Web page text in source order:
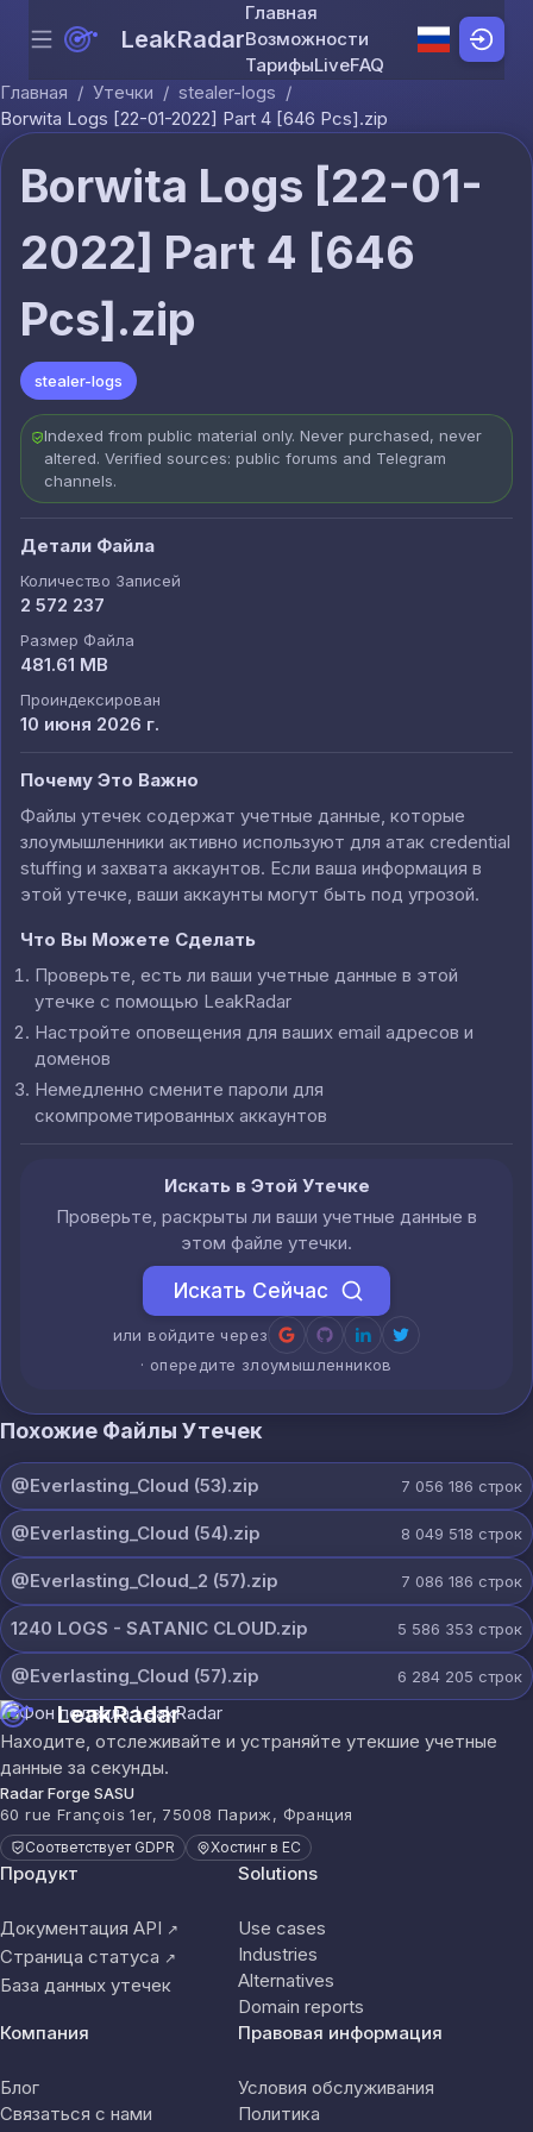
Skip to content
Menu LeakRadar
Главная
Возможности
ТарифыLiveFAQ
Главная / Утечки / stealer-logs /
Borwita Logs [22-01-2022] Part 4 [646 Pcs].zip
Borwita Logs [22-01-
2022] Part 4 [646
Pcs].zip
stealer-logs
Indexed from public material only. Never purchased, never
altered. Verified sources: public forums and Telegram
channels.
Детали Файла
Количество Записей
2 572 237
Размер Файла
481.61 MB
Проиндексирован
10 июня 2026 г.
Почему Это Важно
Файлы утечек содержат учетные данные, которые
злоумышленники активно используют для атак credential
stuffing и захвата аккаунтов. Если ваша информация в
этой утечке, ваши аккаунты могут быть под угрозой.
Что Вы Можете Сделать
Проверьте, есть ли ваши учетные данные в этой
утечке с помощью LeakRadar
Настройте оповещения для ваших email адресов и
доменов
Немедленно смените пароли для
скомпрометированных аккаунтов
Искать в Этой Утечке
Проверьте, раскрыты ли ваши учетные данные в
этом файле утечки.
Искать Сейчас
или войдите через
· опередите злоумышленников
Похожие Файлы Утечек
@Everlasting_Cloud (53).zip 7 056 186 строк
@Everlasting_Cloud (54).zip 8 049 518 строк
@Everlasting_Cloud_2 (57).zip 7 086 186 строк
1240 LOGS - SATANIC CLOUD.zip 5 586 353 строк
@Everlasting_Cloud (57).zip 6 284 205 строк
LeakRadar
Находите, отслеживайте и устраняйте утекшие учетные
данные за секунды.
Radar Forge SASU
60 rue François 1er, 75008 Париж, Франция
Соответствует GDPR Хостинг в ЕС
Продукт
Документация API ↗
Страница статуса ↗
База данных утечек
Solutions
Use cases
Industries
Alternatives
Domain reports
Компания
Блог
Связаться с нами
Правовая информация
Условия обслуживания
Политика